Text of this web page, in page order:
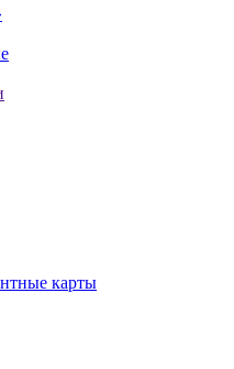
карты